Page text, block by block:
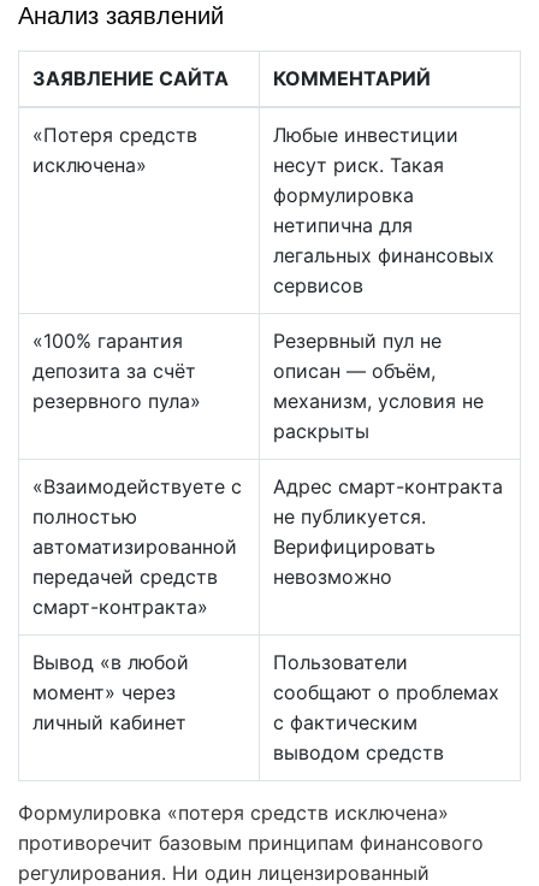
Анализ заявлений
ЗАЯВЛЕНИЕ САЙТА КОММЕНТАРИЙ
«Потеря средств
исключена»
Любые инвестиции
несут риск. Такая
формулировка
нетипична для
легальных финансовых
сервисов
«100% гарантия
депозита за счёт
резервного пула»
Резервный пул не
описан — объём,
механизм, условия не
раскрыты
«Взаимодействуете с
полностью
автоматизированной
передачей средств
смарт-контракта»
Адрес смарт-контракта
не публикуется.
Верифицировать
невозможно
Вывод «в любой
момент» через
личный кабинет
Пользователи
сообщают о проблемах
с фактическим
выводом средств
Формулировка «потеря средств исключена»
противоречит базовым принципам финансового
регулирования. Ни один лицензированный